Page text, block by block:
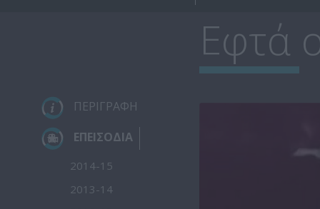
Εφτά
ΠΕΡΙΓΡΑΦΗ
ΕΠΕΙΣΟΔΙΑ
2014-15
2013-14